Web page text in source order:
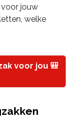
jouw
welke
voor jou 🎒